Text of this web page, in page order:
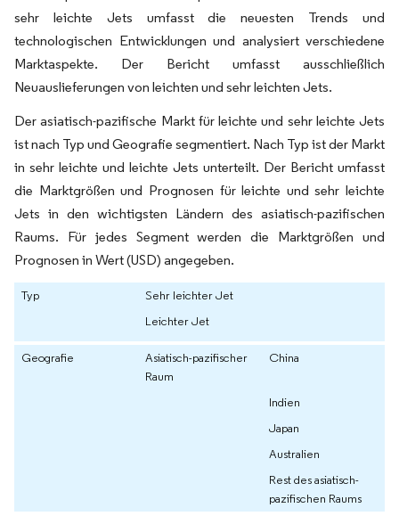
sehr leichte Jets umfasst die neuesten Trends und
technologischen Entwicklungen und analysiert verschiedene
Marktaspekte. Der Bericht umfasst ausschließlich
Neuauslieferungen von leichten und sehr leichten Jets.
Der asiatisch-pazifische Markt für leichte und sehr leichte Jets
ist nach Typ und Geografie segmentiert. Nach Typ ist der Markt
in sehr leichte und leichte Jets unterteilt. Der Bericht umfasst
die Marktgrößen und Prognosen für leichte und sehr leichte
Jets in den wichtigsten Ländern des asiatisch-pazifischen
Raums. Für jedes Segment werden die Marktgrößen und
Prognosen in Wert (USD) angegeben.
Typ
Sehr leichter Jet
Leichter Jet
Geografie
Asiatisch-pazifischer
Raum
China
Indien
Japan
Australien
Rest des asiatisch-
pazifischen Raums